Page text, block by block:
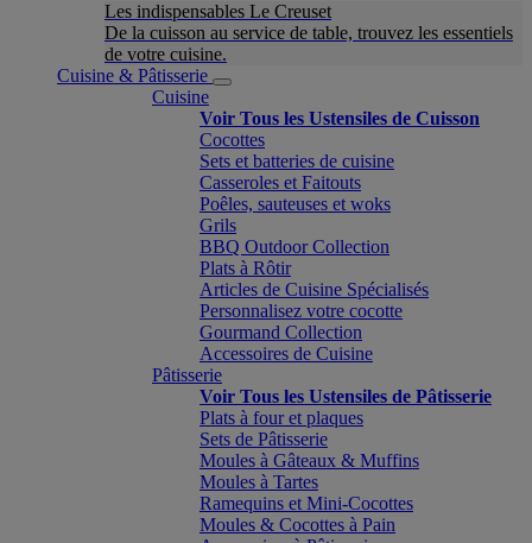
Les indispensables Le Creuset
De la cuisson au service de table, trouvez les essentiels
de votre cuisine.
Cuisine & Pâtisserie
Cuisine
Voir Tous les Ustensiles de Cuisson
Cocottes
Sets et batteries de cuisine
Casseroles et Faitouts
Poêles, sauteuses et woks
Grils
BBQ Outdoor Collection
Plats à Rôtir
Articles de Cuisine Spécialisés
Personnalisez votre cocotte
Gourmand Collection
Accessoires de Cuisine
Pâtisserie
Voir Tous les Ustensiles de Pâtisserie
Plats à four et plaques
Sets de Pâtisserie
Moules à Gâteaux & Muffins
Moules à Tartes
Ramequins et Mini-Cocottes
Moules & Cocottes à Pain